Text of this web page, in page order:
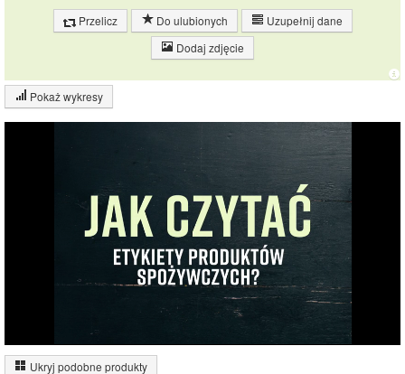
Przelicz Do ulubionych
Uzupełnij dane
Dodaj zdjęcie
Pokaż wykresy
Wykres składu produktu
Wykres źródeł energii produktu
Czas potrzebny na spalenie porcji ze zdjęcia
dla osoby o
kg -
Ukryj podobne produkty